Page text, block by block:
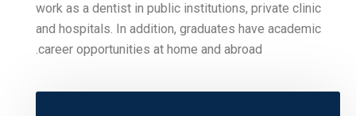
work as a dentist in
and hospitals. In addition,
career opportunities at